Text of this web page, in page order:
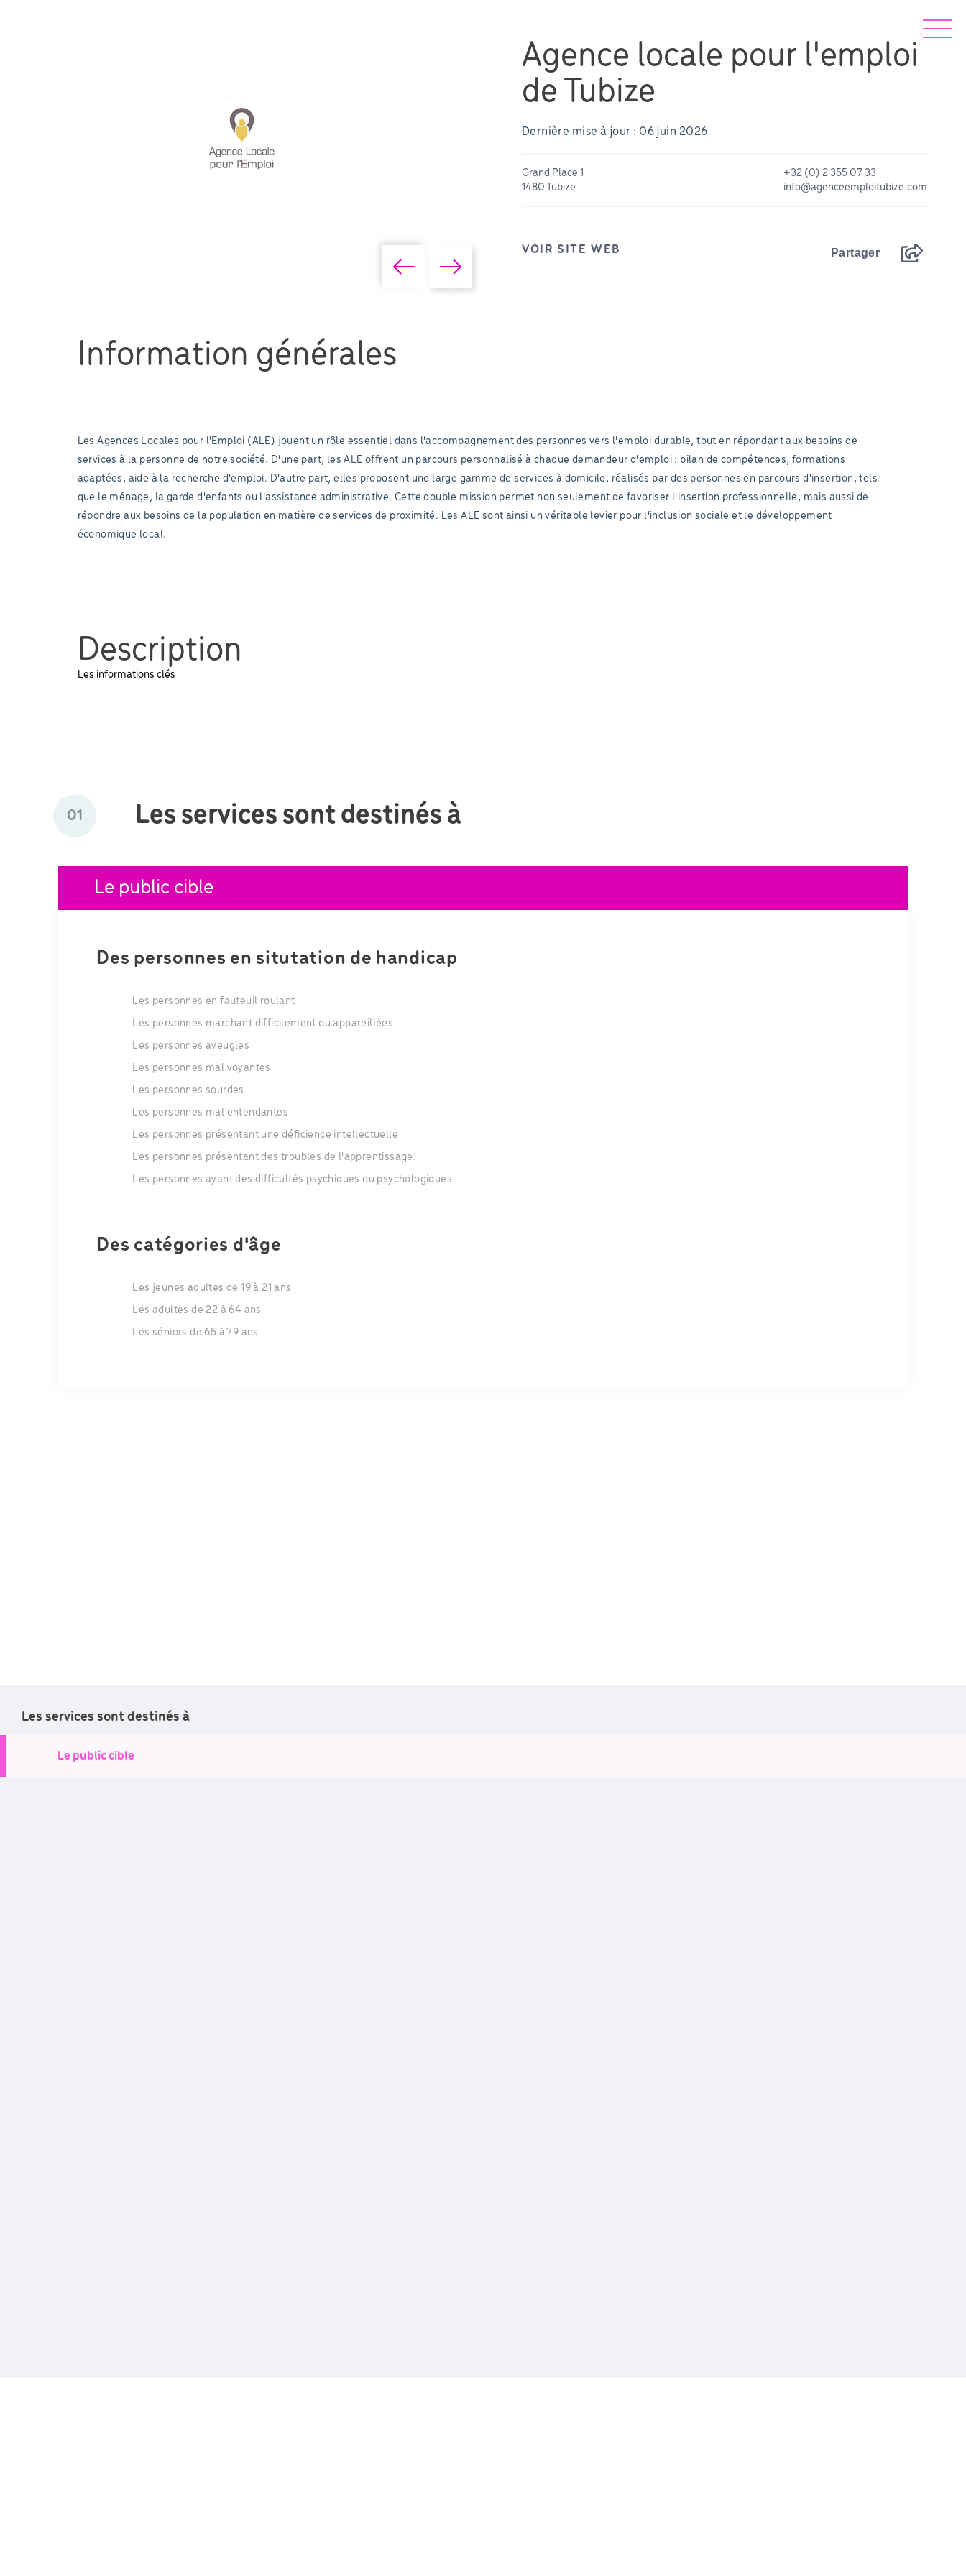
Agence locale pour l'emploi
de Tubize
Dernière mise à jour : 06 juin 2026
Grand Place 1
1480 Tubize
+32 (0) 2 355 07 33
info@agenceemploitubize.com
VOIR SITE WEB Partager
Information générales
Les Agences Locales pour l'Emploi (ALE) jouent un rôle essentiel dans l'accompagnement des personnes vers l'emploi durable, tout en répondant aux besoins de
services à la personne de notre société. D'une part, les ALE offrent un parcours personnalisé à chaque demandeur d'emploi : bilan de compétences, formations
adaptées, aide à la recherche d'emploi. D'autre part, elles proposent une large gamme de services à domicile, réalisés par des personnes en parcours d'insertion, tels
que le ménage, la garde d'enfants ou l'assistance administrative. Cette double mission permet non seulement de favoriser l'insertion professionnelle, mais aussi de
répondre aux besoins de la population en matière de services de proximité. Les ALE sont ainsi un véritable levier pour l'inclusion sociale et le développement
économique local.
Description
Les informations clés
Les services sont destinés à
Le public cible
01 Les services sont destinés à
Le public cible
Des personnes en situtation de handicap
Les personnes en fauteuil roulant
Les personnes marchant difficilement ou appareillées
Les personnes aveugles
Les personnes mal voyantes
Les personnes sourdes
Les personnes mal entendantes
Les personnes présentant une déficience intellectuelle
Les personnes présentant des troubles de l'apprentissage.
Les personnes ayant des difficultés psychiques ou psychologiques
Des catégories d'âge
Les jeunes adultes de 19 à 21 ans
Les adultes de 22 à 64 ans
Les séniors de 65 à 79 ans